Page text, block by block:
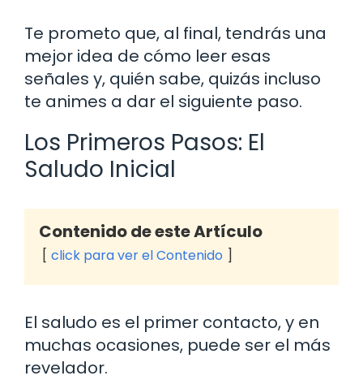
Te prometo que, al final, tendrás una
mejor idea de cómo leer esas
señales y, quién sabe, quizás incluso
te animes a dar el siguiente paso.
Los Primeros Pasos: El
Saludo Inicial
Contenido de este Artículo
click para ver el Contenido
El saludo es el primer contacto, y en
muchas ocasiones, puede ser el más
revelador.